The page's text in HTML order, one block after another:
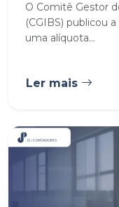
O Comitê Gestor
(CGIBS) publicou
uma alíquota...
Ler mais